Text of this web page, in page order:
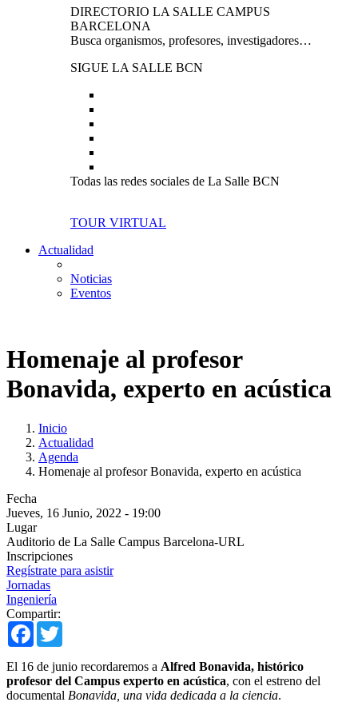
DIRECTORIO LA SALLE CAMPUS
BARCELONA
Busca organismos, profesores, investigadores…
SIGUE LA SALLE BCN
Todas las redes sociales de La Salle BCN
TOUR VIRTUAL
Actualidad
Noticias
Eventos
Homenaje al profesor
Bonavida, experto en acústica
Inicio
Actualidad
Agenda
Homenaje al profesor Bonavida, experto en acústica
Fecha
Jueves, 16 Junio, 2022 - 19:00
Lugar
Auditorio de La Salle Campus Barcelona-URL
Inscripciones
Regístrate para asistir
Jornadas
Ingeniería
Compartir:
Facebook
El 16 de junio recordaremos a Alfred Bonavida, histórico
profesor del Campus experto en acústica, con el estreno del
documental Bonavida, una vida dedicada a la ciencia.